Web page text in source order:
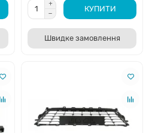
КУПИТИ
Швидке замовлення